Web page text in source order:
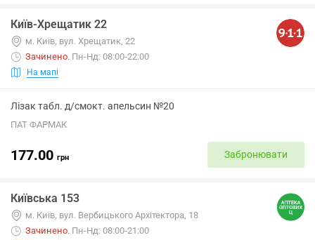
Київ-Хрещатик 22
м. Київ, вул. Хрещатик, 22
Зачинено. Пн-Нд: 08:00-22:00
На мапі
Лізак табл. д/смокт. апельсин №20
ПАТ ФАРМАК
177.00 грн Забронювати
Київська 153
м. Київ, вул. Вербицького Архітектора, 18
Зачинено. Пн-Нд: 08:00-21:00